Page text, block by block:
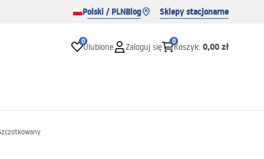
Polski / PLNBlog Sklepy stacjonarne
0
Ulubione Zaloguj się
0
Koszyk: 0,00 zł